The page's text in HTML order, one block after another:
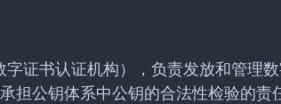
证书认证机构），负责发放和管理
担公钥体系中公钥的合法性检验的责